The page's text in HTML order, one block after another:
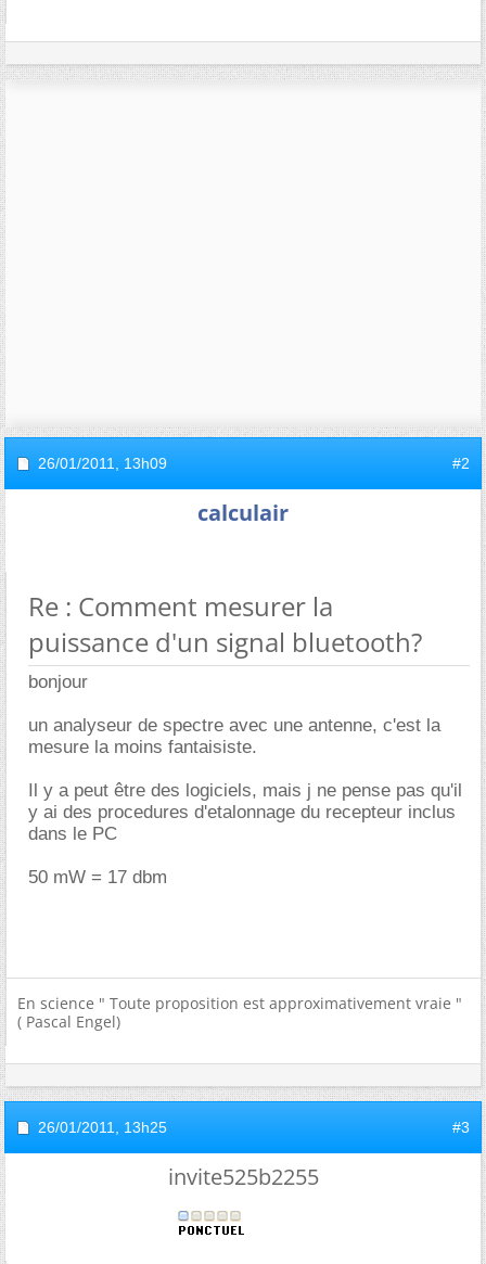
26/01/2011, 13h09 #2
calculair
Re : Comment mesurer la
puissance d'un signal bluetooth?
bonjour
un analyseur de spectre avec une antenne, c'est la
mesure la moins fantaisiste.
Il y a peut être des logiciels, mais j ne pense pas qu'il
y ai des procedures d'etalonnage du recepteur inclus
dans le PC
50 mW = 17 dbm
En science " Toute proposition est approximativement vraie "
( Pascal Engel)
26/01/2011, 13h25 #3
invite525b2255